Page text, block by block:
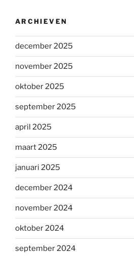
ARCHIEVEN
december 2025
november 2025
oktober 2025
september 2025
april 2025
maart 2025
januari 2025
december 2024
november 2024
oktober 2024
september 2024